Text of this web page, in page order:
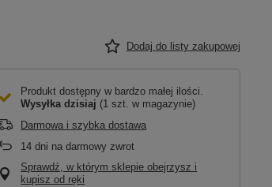
Dodaj do listy zakupowej
Produkt dostępny w bardzo małej ilości
Wysyłkadzisiaj (1 szt. w magazynie)
Darmowa i szybka dostawa
14 dni na darmowy zwrot
Sprawdź, w którym sklepie obejrzysz i
kupisz od ręki